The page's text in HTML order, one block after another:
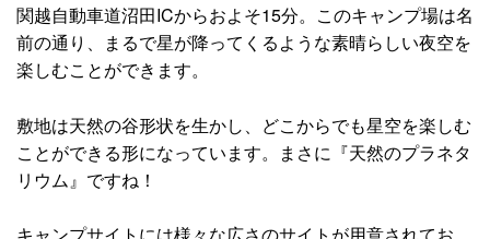
関越自動車道沼田ICからおよそ15分。このキャンプ場は名
前の通り、まるで星が降ってくるような素晴らしい夜空を
楽しむことができます。
敷地は天然の谷形状を生かし、どこからでも星空を楽しむ
ことができる形になっています。まさに『天然のプラネタ
リウム』ですね！